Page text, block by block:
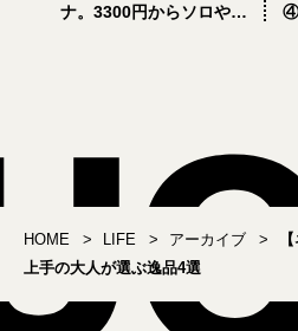
ナ。3300円からソロやグ
④
HOME LIFE アーカイブ
上手の大人が選ぶ逸品4選